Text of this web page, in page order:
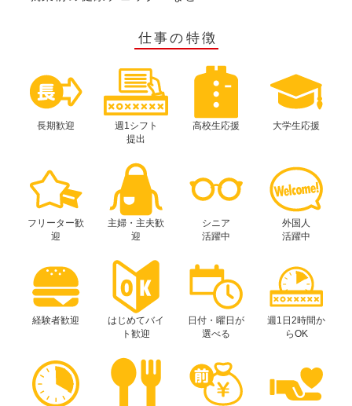
仕事の特徴
長期歓迎
週1シフト
提出
高校生応援 大学生応援
フリーター歓
迎
主婦・主夫歓
迎
シニア
活躍中
外国人
活躍中
経験者歓迎
はじめてバイ
ト歓迎
日付・曜日が
選べる
週1日2時間か
らOK